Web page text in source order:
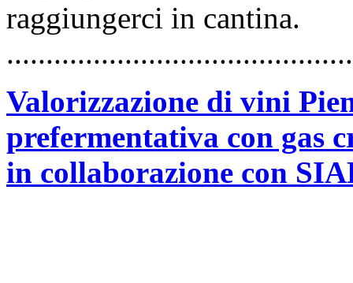
raggiungerci in cantina.
Valorizzazione di vini
prefermentativa con gas
in collaborazione con